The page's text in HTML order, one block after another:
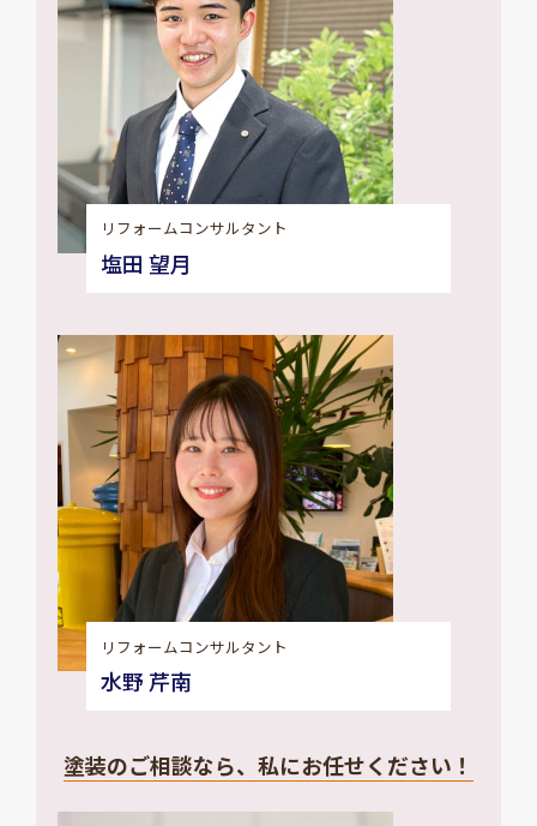
リフォームコンサルタント
塩田 望月
リフォームコンサルタント
水野 芹南
塗装のご相談なら、私にお任せください！